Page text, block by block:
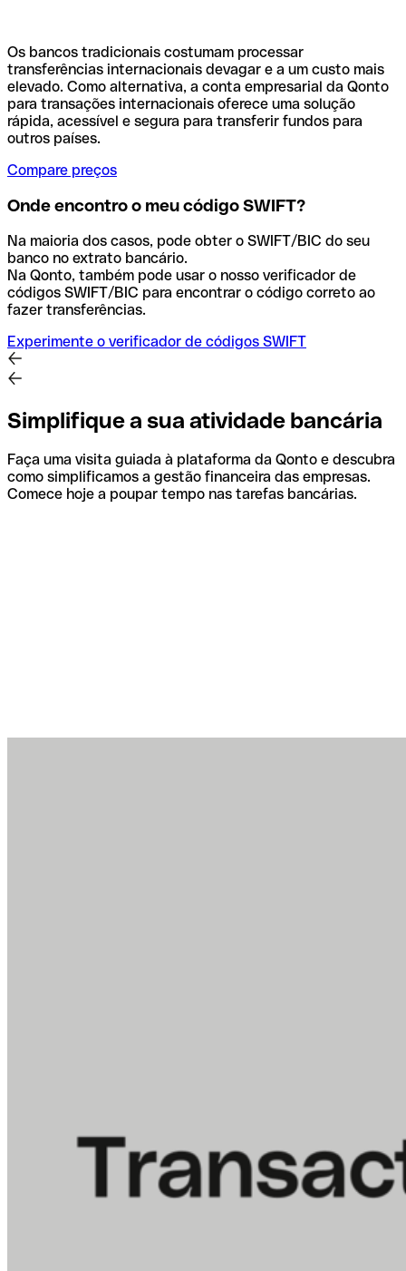
Os bancos tradicionais costumam processar
transferências internacionais devagar e a um custo mais
elevado. Como alternativa, a conta empresarial da Qonto
para transações internacionais oferece uma solução
rápida, acessível e segura para transferir fundos para
outros países.
Compare preços
Onde encontro o meu código SWIFT?
Na maioria dos casos, pode obter o SWIFT/BIC do seu
banco no extrato bancário.
Na Qonto, também pode usar o nosso verificador de
códigos SWIFT/BIC para encontrar o código correto ao
fazer transferências.
Experimente o verificador de códigos SWIFT
Simplifique a sua atividade bancária
Faça uma visita guiada à plataforma da Qonto e descubra
como simplificamos a gestão financeira das empresas.
Comece hoje a poupar tempo nas tarefas bancárias.